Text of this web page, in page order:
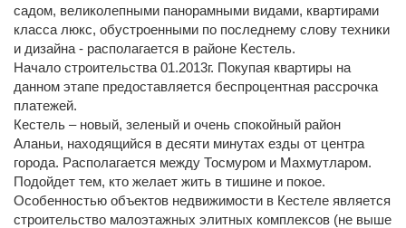
садом, великолепными панорамными видами, квартирами
класса люкс, обустроенными по последнему слову техники
и дизайна - располагается в районе Кестель.
Начало строительства 01.2013г. Покупая квартиры на
данном этапе предоставляется беспроцентная рассрочка
платежей.
Кестель – новый, зеленый и очень спокойный район
Аланьи, находящийся в десяти минутах езды от центра
города. Располагается между Тосмуром и Махмутларом.
Подойдет тем, кто желает жить в тишине и покое.
Особенностью объектов недвижимости в Кестеле является
строительство малоэтажных элитных комплексов (не выше